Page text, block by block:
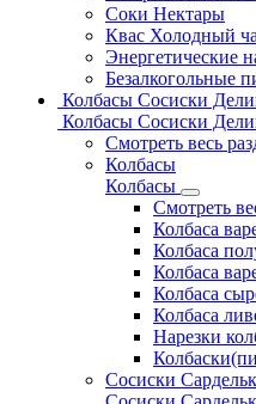
Соки Нектары
Квас Холодный
Энергетические
Безалкогольные
Колбасы Сосиски
Колбасы Сосиски
Смотреть весь
Колбасы
Колбасы
Смотреть
Колбаса
Колбаса
Колбаса
Колбаса
Колбаса
Нарезки
Сосиски